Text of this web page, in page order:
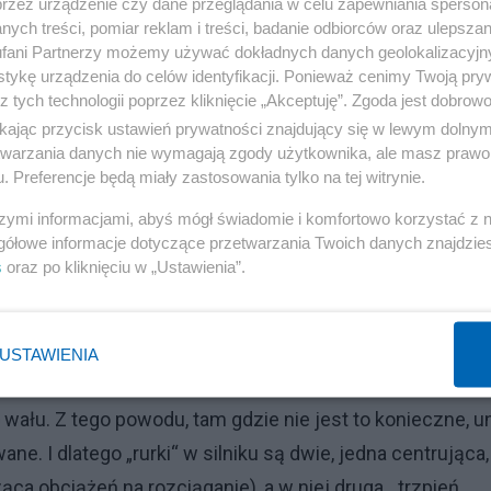
tarcze". Trzy tarcze z elementem centrującym i
łopatek tworzą wirnik. Czy to rosyjski
jakościowe i należą do nich wymagania
dotyczące jakości powierzchni nie są
są na specjalnej „rurce“ centrującej.
Kopernik” 13 marca 1980 roku, to spowodowana
silnika. Powstał „karb“, na którym doszło do
Z tego powodu, tam gdzie nie jest to konieczne,
I dlatego „rurki“ w silniku są dwie, jedna centrująca,
treści, pomiar reklam i treści, badanie odbiorców oraz
Partnerzy możemy używać dokładnych danych
urządzenia do celów identyfikacji. Ponieważ cenimy Twoją
tych technologii poprzez kliknięcie „Akceptuję”. Zgoda jest
przycisk ustawień prywatności znajdujący się w lewym
danych nie wymagają zgody użytkownika, ale masz
Preferencje będą miały zastosowania tylko na tej witrynie.
informacjami, abyś mógł świadomie i komfortowo korzystać z
informacje dotyczące przetwarzania Twoich danych
oraz po kliknięciu w „Ustawienia”.
USTAWIENIA